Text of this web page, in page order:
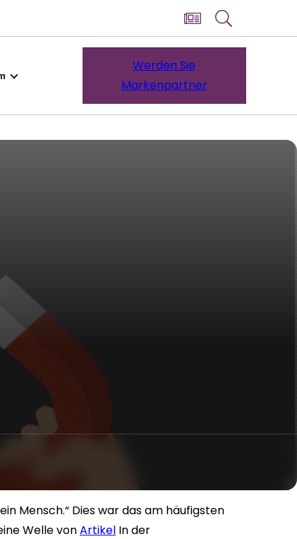
Werden Sie
Markenpartner
Mensch.“ Dies war das am häufigsten
Welle vonArtikel In der